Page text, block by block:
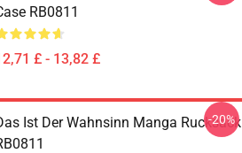
RB0811
£ - 13,82 £
Ist Der Wahnsinn Manga Rucksack
-20%